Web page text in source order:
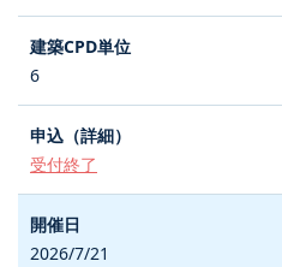
6
受付終了
2026/7/21